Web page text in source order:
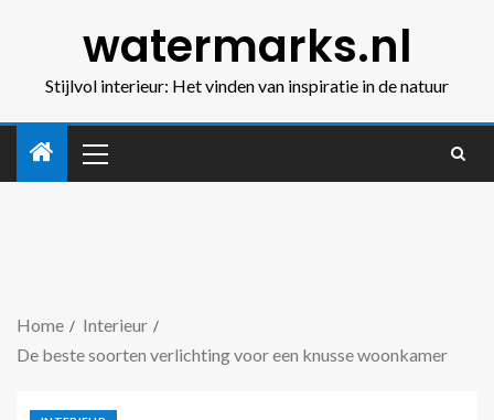
watermarks.nl
Stijlvol interieur: Het vinden van inspiratie in de natuur
Home
Interieur
De beste soorten verlichting voor een knusse woonkamer